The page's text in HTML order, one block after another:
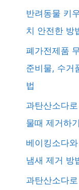
반려동물 키
치 안전한 방
폐가전제품
준비물, 수거
법
과탄산소다
물때 제거하기
베이킹소다
냄새 제거 방
과탄산소다